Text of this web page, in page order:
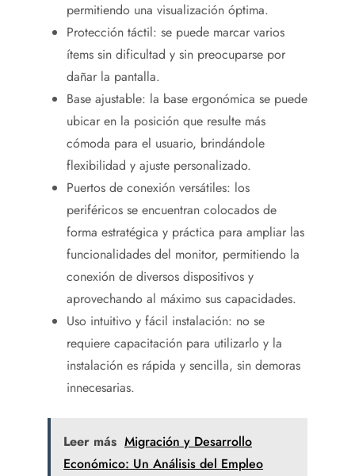
permitiendo una visualización óptima.
Protección táctil: se puede marcar varios
ítems sin dificultad y sin preocuparse por
dañar la pantalla.
Base ajustable: la base ergonómica se puede
ubicar en la posición que resulte más
cómoda para el usuario, brindándole
flexibilidad y ajuste personalizado.
Puertos de conexión versátiles: los
periféricos se encuentran colocados de
forma estratégica y práctica para ampliar las
funcionalidades del monitor, permitiendo la
conexión de diversos dispositivos y
aprovechando al máximo sus capacidades.
Uso intuitivo y fácil instalación: no se
requiere capacitación para utilizarlo y la
instalación es rápida y sencilla, sin demoras
innecesarias.
Leer más Migración y Desarrollo
Económico: Un Análisis del Empleo